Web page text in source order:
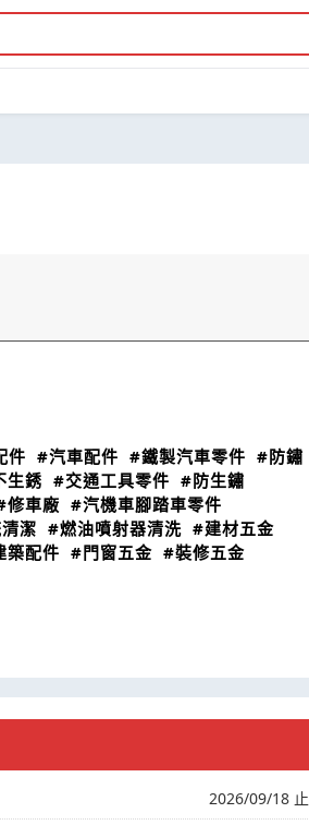
件 #汽車配件 #鐵製汽車零件 #防鏽
生銹 #交通工具零件 #防生鏽
修車廠 #汽機車腳踏車零件
潔 #燃油噴射器清洗 #建材五金
築配件 #門窗五金 #裝修五金
2026/09/18 止